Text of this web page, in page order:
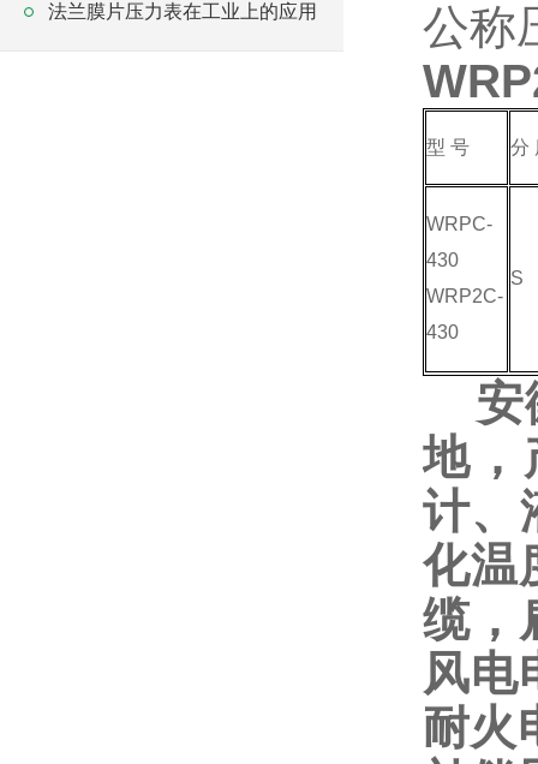
法兰膜片压力表在工业上的应用
公称
型 号 分
WRPC-
430
WRP2C-
430
S
安
地，
计、
化温
缆，
风电
耐火